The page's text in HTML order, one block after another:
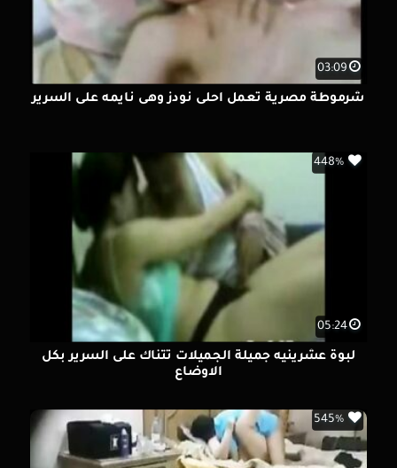
03:09
شرموطة مصرية تعمل احلى نودز وهى نايمه على السرير
05:24
448%
لبوة عشرينيه جميلة الجميلات تتناك على السرير بكل
الاوضاع
545%